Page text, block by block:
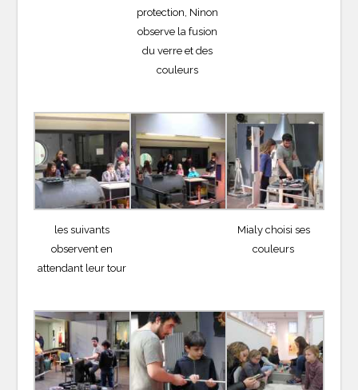
protection, Ninon
observe la fusion
du verre et des
couleurs
les suivants
observent en
attendant leur tour
Mialy choisi ses
couleurs